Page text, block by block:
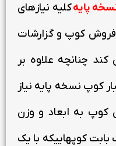
پایهکلیه نیازهای
فروش کوپ و گزارشات
چنانچه علاوه بر
کوپ نسخه پایه نیاز
کوپ به ابعاد و وزن
بابت کوپهاییکه با یک